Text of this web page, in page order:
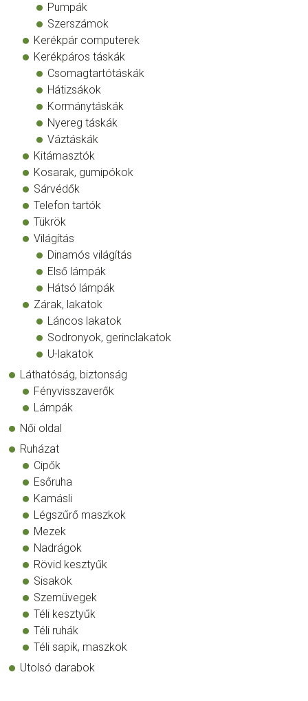
Pumpák
Szerszámok
Kerékpár computerek
Kerékpáros táskák
Csomagtartótáskák
Hátizsákok
Kormánytáskák
Nyereg táskák
Váztáskák
Kitámasztók
Kosarak, gumipókok
Sárvédők
Telefon tartók
Tükrök
Világítás
Dinamós világítás
Első lámpák
Hátsó lámpák
Zárak, lakatok
Láncos lakatok
Sodronyok, gerinclakatok
U-lakatok
Láthatóság, biztonság
Fényvisszaverők
Lámpák
Női oldal
Ruházat
Cipők
Esőruha
Kamásli
Légszűrő maszkok
Mezek
Nadrágok
Rövid kesztyűk
Sisakok
Szemüvegek
Téli kesztyűk
Téli ruhák
Téli sapik, maszkok
Utolsó darabok